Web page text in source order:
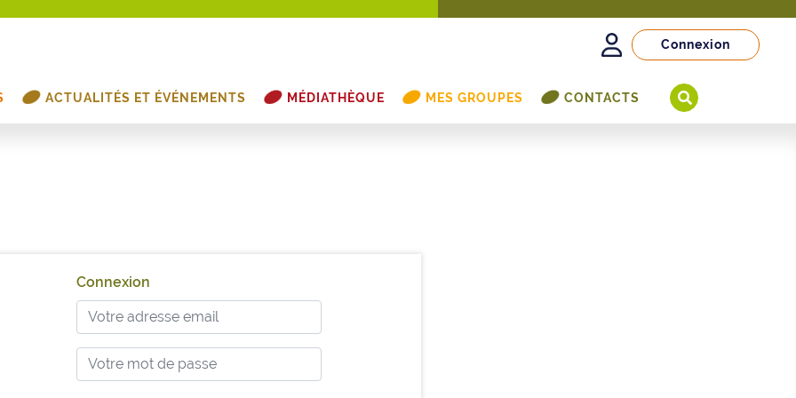
Connexion
ACTUALITÉS ET ÉVÉNEMENTS MÉDIATHÈQUE MES GROUPES CONTACTS
Connexion